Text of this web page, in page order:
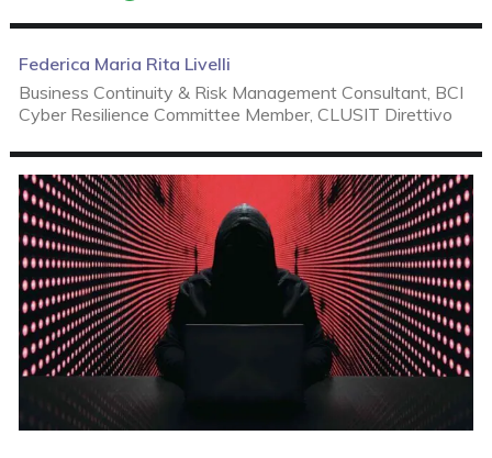
Federica Maria Rita Livelli
Business Continuity & Risk Management Consultant, BCI
Cyber Resilience Committee Member, CLUSIT Direttivo